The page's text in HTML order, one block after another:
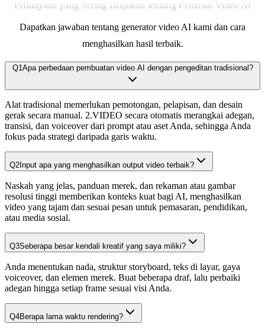
Pertanyaan yang Sering Diajukan tentang Pembuat Video AI
Dapatkan jawaban tentang generator video AI kami dan cara
menghasilkan hasil terbaik.
Q1Apa perbedaan pembuatan video AI dengan pengeditan tradisional?
Alat tradisional memerlukan pemotongan, pelapisan, dan desain
gerak secara manual. 2.VIDEO secara otomatis merangkai adegan,
transisi, dan voiceover dari prompt atau aset Anda, sehingga Anda
fokus pada strategi daripada garis waktu.
Q2Input apa yang menghasilkan output video terbaik?
Naskah yang jelas, panduan merek, dan rekaman atau gambar
resolusi tinggi memberikan konteks kuat bagi AI, menghasilkan
video yang tajam dan sesuai pesan untuk pemasaran, pendidikan,
atau media sosial.
Q3Seberapa besar kendali kreatif yang saya miliki?
Anda menentukan nada, struktur storyboard, teks di layar, gaya
voiceover, dan elemen merek. Buat beberapa draf, lalu perbaiki
adegan hingga setiap frame sesuai visi Anda.
Q4Berapa lama waktu rendering?